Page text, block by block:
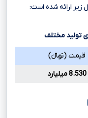
ارائه شده است:
تولید مختلف
قیمت (تومانءءء)
8.530 میلیارد